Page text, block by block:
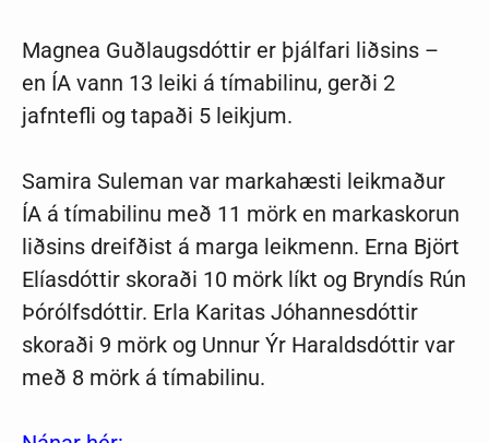
Magnea Guðlaugsdóttir er þjálfari liðsins –
en ÍA vann 13 leiki á tímabilinu, gerði 2
jafntefli og tapaði 5 leikjum.
Samira Suleman var markahæsti leikmaður
ÍA á tímabilinu með 11 mörk en markaskorun
liðsins dreifðist á marga leikmenn. Erna Björt
Elíasdóttir skoraði 10 mörk líkt og Bryndís Rún
Þórólfsdóttir. Erla Karitas Jóhannesdóttir
skoraði 9 mörk og Unnur Ýr Haraldsdóttir var
með 8 mörk á tímabilinu.